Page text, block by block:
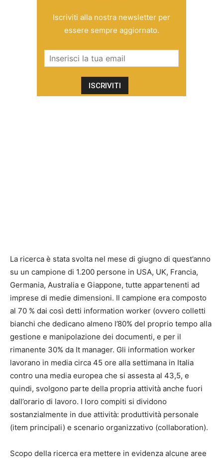
Iscriviti alla nostra newsletter per
essere sempre aggiornato.
La ricerca è stata svolta nel mese di giugno di quest’anno
su un campione di 1.200 persone in USA, UK, Francia,
Germania, Australia e Giappone, tutte appartenenti ad
imprese di medie dimensioni. Il campione era composto
al 70 % dai così detti information worker (ovvero colletti
bianchi che dedicano almeno l’80% del proprio tempo alla
gestione e manipolazione dei documenti, e per il
rimanente 30% da It manager. Gli information worker
lavorano in media circa 45 ore alla settimana in Italia
contro una media europea che si assesta al 43,5, e
quindi, svolgono parte della propria attività anche fuori
dall’orario di lavoro. I loro compiti si dividono
sostanzialmente in due attività: produttività personale
(item principali) e scenario organizzativo (collaboration).
Scopo della ricerca era mettere in evidenza alcune aree